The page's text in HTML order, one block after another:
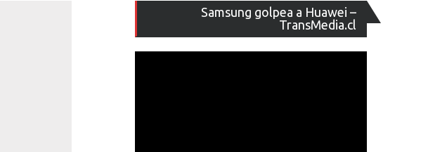
Samsung golpea a Huawei –
TransMedia.cl
de
vídeo